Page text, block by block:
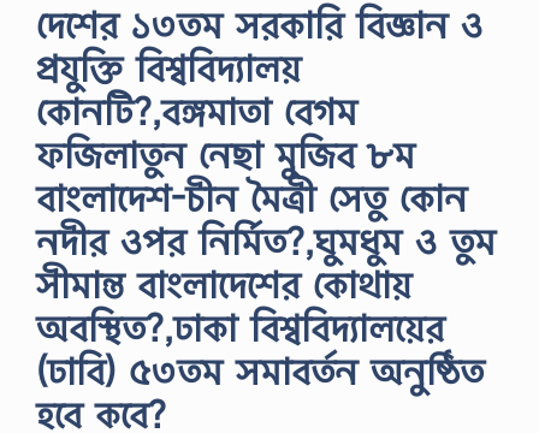
দেশের ১৩তম সরকারি বিজ্ঞান ও
প্রযুক্তি বিশ্ববিদ্যালয়
কোনটি?,বঙ্গমাতা বেগম
ফজিলাতুন নেছা মুজিব ৮ম
বাংলাদেশ-চীন মৈত্রী সেতু কোন
নদীর ওপর নির্মিত?,ঘুমধুম ও তুম
সীমান্ত বাংলাদেশের কোথায়
অবস্থিত?,ঢাকা বিশ্ববিদ্যালয়ের
(ঢাবি) ৫৩তম সমাবর্তন অনুষ্ঠিত
হবে কবে?